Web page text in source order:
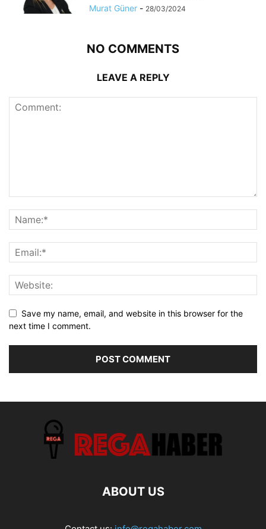
Murat Güner - 28/03/2024
NO COMMENTS
LEAVE A REPLY
Save my name, email, and website in this browser for the
next time I comment.
ABOUT US